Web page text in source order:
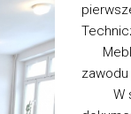
Meble
W